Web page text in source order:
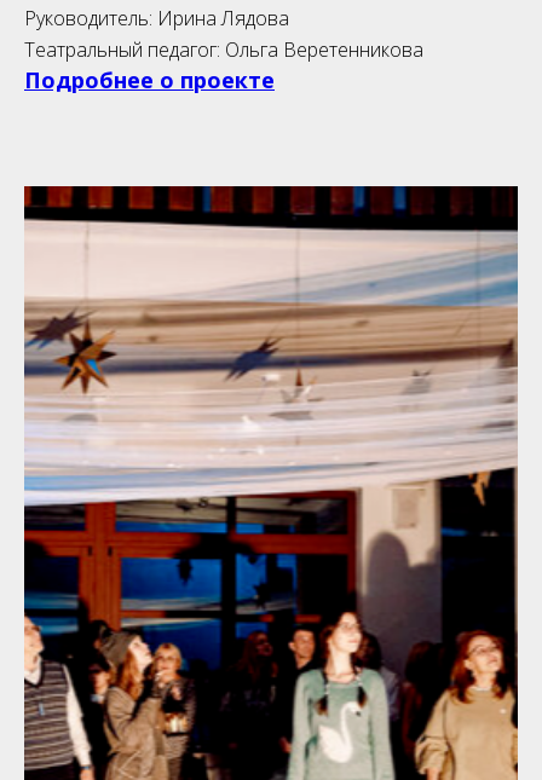
Руководитель: Ирина Лядова
Театральный педагог: Ольга Веретенникова
Подробнее о проекте